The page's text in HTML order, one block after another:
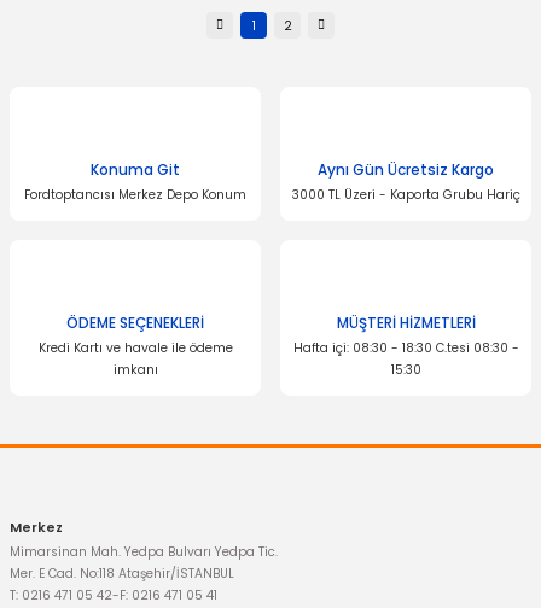
1 2
Konuma Git
Fordtoptancısı Merkez Depo Konum
Aynı Gün Ücretsiz Kargo
3000 TL Üzeri - Kaporta Grubu Hariç
ÖDEME SEÇENEKLERİ
Kredi Kartı ve havale ile ödeme
imkanı
MÜŞTERİ HİZMETLERİ
Hafta içi: 08:30 - 18:30 C.tesi 08:30 -
15:30
Merkez
Mimarsinan Mah. Yedpa Bulvarı Yedpa Tic.
Mer. E Cad. No:118 Ataşehir/İSTANBUL
T: 0216 471 05 42-F: 0216 471 05 41